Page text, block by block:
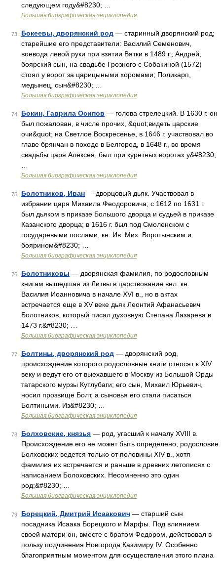
следующем году&#8230; …
Большая биографическая энциклопедия
73 Бокеевы, дворянский род — старинный дворянский род;
старейшие его представители: Василий Семенович,
воевода левой руки при взятии Вятки в 1489 г.; Андрей,
боярский сын, на свадьбе Грозного с Собакиной (1572)
стоял у ворот за царицыными хоромами; Поликарп,
медынец, сын&#8230; …
Большая биографическая энциклопедия
74 Бокин, Гаврила Осипов — голова стрелецкий. В 1630 г. он
был пожалован, в числе прочих, &quot;видеть царские
очи&quot; на Светлое Воскресенье, в 1646 г. участвовал во
главе брянчан в походе в Белгород, в 1648 г., во время
свадьбы царя Алексея, был при куретных воротах у&#8230;
Большая биографическая энциклопедия
75 Болотников, Иван — дворцовый дьяк. Участвовал в
избрании царя Михаила Феодоровича; с 1612 по 1631 г.
был дьяком в приказе Большого дворца и судьей в приказе
Казанского дворца; в 1616 г. был под Смоленском с
государевыми послами, кн. Ив. Мих. Воротынским и
боярином&#8230; …
Большая биографическая энциклопедия
76 Болотниковы — дворянская фамилия, по родословным
книгам вышедшая из Литвы в царствование вел. кн.
Василия Иоанновича в начале XVI в., но в актах
встречается еще в XV веке дьяк Леонтий Афанасьевич
Болотников, который писал духовную Степана Лазарева в
1473 г.&#8230; …
Большая биографическая энциклопедия
77 Болтины, дворянский род — дворянский род,
происхождение которого родословные книги относят к XIV
веку и ведут его от выехавшего в Москву из Большой Орды
татарского мурзы Кутлубаги; его сын, Михаил Юрьевич,
носил прозвище Болт, а сыновья его стали писаться
Болтиными. Из&#8230; …
Большая биографическая энциклопедия
78 Болховские, князья — род, угасший к началу XVIII в.
Происхождение его не может быть определено; родословие
Болховских ведется только от половины XIV в., хотя
фамилия их встречается и раньше в древних летописях с
написанием Болоховских. Несомненно это один
род;&#8230; …
Большая биографическая энциклопедия
79 Борецкий, Дмитрий Исаакович — старший сын
посадника Исаака Борецкого и Марфы. Под влиянием
своей матери он, вместе с братом Федором, действовал в
пользу подчинения Новгорода Казимиру IV. Особенно
благоприятным моментом для осуществления этого плана